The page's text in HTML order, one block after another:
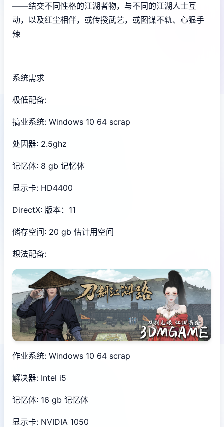
——结交不同性格的江湖者物，与不同的江湖人士互
动，以及红尘相伴，或传授武艺，或图谋不轨、心狠手
辣
系统需求
极低配备:
搞业系统: Windows 10 64 scrap
处因器: 2.5ghz
记忆体: 8 gb 记忆体
显示卡: HD4400
DirectX: 版本：11
储存空间: 20 gb 估计用空间
想法配备:
作业系统: Windows 10 64 scrap
解决器: Intel i5
记忆体: 16 gb 记忆体
显示卡: NVIDIA 1050